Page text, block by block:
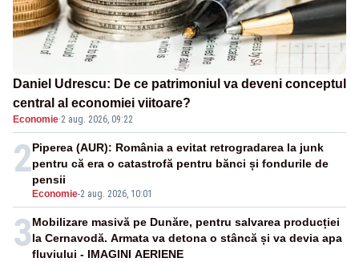
Daniel Udrescu: De ce patrimoniul va deveni conceptul
central al economiei viitoare?
Economie·2 aug. 2026, 09:22
2
Economie-2 aug. 2026, 10:01
Piperea (AUR): România a evitat retrogradarea la junk
pentru că era o catastrofă pentru bănci și fondurile de
pensii
3Mobilizare masivă pe Dunăre, pentru salvarea producției
la Cernavodă. Armata va detona o stâncă și va devia apa
fluviului - IMAGINI AERIENE